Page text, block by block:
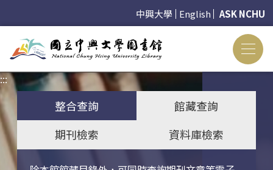
中興大學 English ASK NCHU
:::
整合查詢
館藏查詢
期刊檢索
資料庫檢索